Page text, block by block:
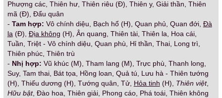
Phượng các, Thiên hư, Thiên riêu (Đ), Thiên y, Giải thần, Thiên
mã (Đ), Đẩu quân
- Tam hợp: Vô chính diệu, Bạch hổ (H), Quan phủ, Quan đới, Đà
la(Đ), Địa không (H), Ân quang, Thiên tài, Thiên la, Hoa cái,
Tuần, Triệt - Vô chính diệu, Quan phù, Hỉ thần, Thai, Long trì,
Thiên phúc, Thiên trù
- Nhị hợp: Vũ khúc (M), Tham lang (M), Trực phù, Thanh long,
Suy, Tam thai, Bát tọa, Hồng loan, Quả tú, Lưu hà - Thiên tướng
(H), Thiếu dương (H), Tướng quân, Tử, Hỏa tinh (H), Thiên việt,
Hữu bật, Đào hoa, Thiên giải, Phong cáo, Phá toái, Thiên không